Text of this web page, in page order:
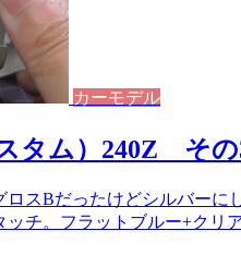
カーモデル
タム）240Z そ
スBだったけどシルバーに
チ。フラットブルー+クリ